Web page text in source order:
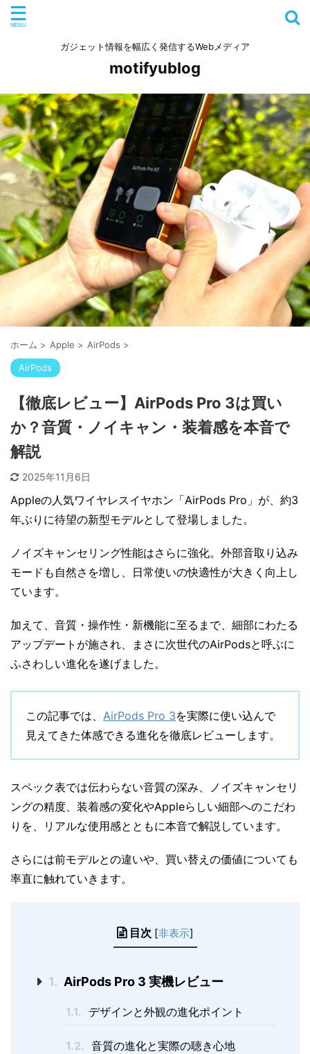
ガジェット情報を幅広く発信するWebメディア
motifyublog
ホーム > Apple > AirPods >
AirPods
【徹底レビュー】AirPods Pro 3は買い
か？音質・ノイキャン・装着感を本音で
解説
2025年11月6日
Appleの人気ワイヤレスイヤホン「AirPods Pro」が、約3
年ぶりに待望の新型モデルとして登場しました。
ノイズキャンセリング性能はさらに強化。外部音取り込み
モードも自然さを増し、日常使いの快適性が大きく向上し
ています。
加えて、音質・操作性・新機能に至るまで、細部にわたる
アップデートが施され、まさに次世代のAirPodsと呼ぶに
ふさわしい進化を遂げました。
この記事では、 AirPods Pro 3を実際に使い込んで
見えてきた体感できる進化を徹底レビューします。
スペック表では伝わらない音質の深み、ノイズキャンセリ
ングの精度、装着感の変化やAppleらしい細部へのこだわ
りを、リアルな使用感とともに本音で解説しています。
さらには前モデルとの違いや、買い替えの価値についても
率直に触れていきます。
目次 [非表示]
1. AirPods Pro 3 実機レビュー
1.1. デザインと外観の進化ポイント
1.2. 音質の進化と実際の聴き心地